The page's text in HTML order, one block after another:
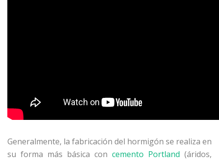
Generalmente, la fabricación del hormigón se realiza en
su forma más básica con cemento Portland (áridos,